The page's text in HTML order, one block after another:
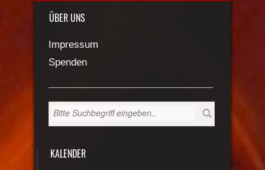
ÜBER UNS
Impressum
Spenden
KALENDER